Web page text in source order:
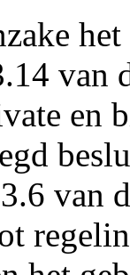
van
en
van